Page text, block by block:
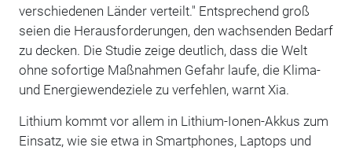
verschiedenen Länder verteilt." Entsprechend groß
seien die Herausforderungen, den wachsenden Bedarf
zu decken. Die Studie zeige deutlich, dass die Welt
ohne sofortige Maßnahmen Gefahr laufe, die Klima-
und Energiewendeziele zu verfehlen, warnt Xia.
Lithium kommt vor allem in Lithium-Ionen-Akkus zum
Einsatz, wie sie etwa in Smartphones, Laptops und